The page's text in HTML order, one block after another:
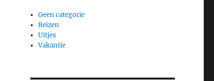
Geen categorie
Reizen
Uitjes
Vakantie